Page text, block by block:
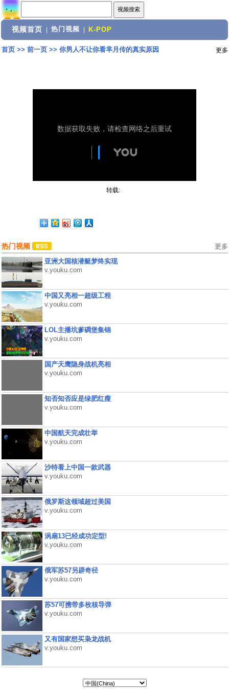
视频首页 热门视频 K-POP
首页>> 前一页>> 你男人不让你看芈月传的真实原因 更多
转载:
热门视频 更多
亚洲大国核潜艇梦终实现
v.youku.com
中国又亮相一超级工程
v.youku.com
LOL主播坑爹碉堡集锦
v.youku.com
国产天鹰隐身战机亮相
v.youku.com
知否知否应是绿肥红瘦
v.youku.com
中国航天完成壮举
v.youku.com
沙特看上中国一款武器
v.youku.com
俄罗斯这领域超过美国
v.youku.com
涡扇13已经成功定型!
v.youku.com
俄军苏57另辟奇径
v.youku.com
苏57可携带多枚核导弹
v.youku.com
又有国家想买枭龙战机
v.youku.com